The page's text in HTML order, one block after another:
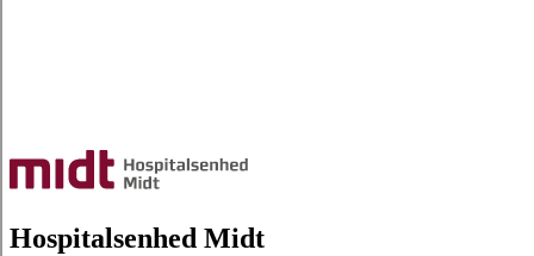
Hospitalsenhed Midt